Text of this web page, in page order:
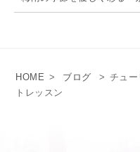
HOME > ブログ > チュ
トレッスン